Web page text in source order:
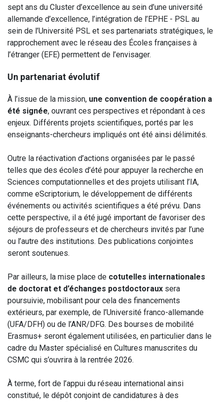
sept ans du Cluster d’excellence au sein d’une université
allemande d’excellence, l’intégration de l’EPHE - PSL au
sein de l’Université PSL et ses partenariats stratégiques, le
rapprochement avec le réseau des Écoles françaises à
l’étranger (EFE) permettent de l’envisager.
Un partenariat évolutif
À l’issue de la mission, une convention de coopération a
été signée, ouvrant ces perspectives et répondant à ces
enjeux. Différents projets scientifiques, portés par les
enseignants-chercheurs impliqués ont été ainsi délimités.
Outre la réactivation d’actions organisées par le passé
telles que des écoles d’été pour appuyer la recherche en
Sciences computationnelles et des projets utilisant l’IA,
comme eScriptorium, le développement de différents
événements ou activités scientifiques a été prévu. Dans
cette perspective, il a été jugé important de favoriser des
séjours de professeurs et de chercheurs invités par l’une
ou l’autre des institutions. Des publications conjointes
seront soutenues.
Par ailleurs, la mise place de cotutelles internationales
de doctorat et d’échanges postdoctoraux sera
poursuivie, mobilisant pour cela des financements
extérieurs, par exemple, de l’Université franco-allemande
(UFA/DFH) ou de l’ANR/DFG. Des bourses de mobilité
Erasmus+ seront également utilisées, en particulier dans le
cadre du Master spécialisé en Cultures manuscrites du
CSMC qui s’ouvrira à la rentrée 2026.
À terme, fort de l’appui du réseau international ainsi
constitué, le dépôt conjoint de candidatures à des